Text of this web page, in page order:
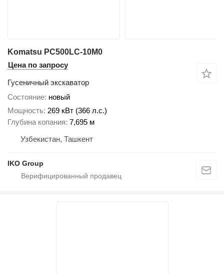
Komatsu PC500LC-10M0
Цена по запросу
Гусеничный экскаватор
Состояние новый
Мощность 269 кВт (366 л.с.)
Глубина копания 7,695 м
Узбекистан, Ташкент
IKO Group